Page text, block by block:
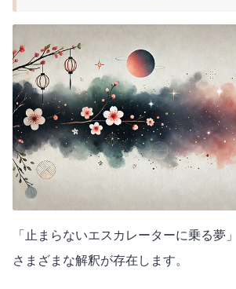
「止まらないエスカレーターに乗る夢
さまざまな解釈が存在します。